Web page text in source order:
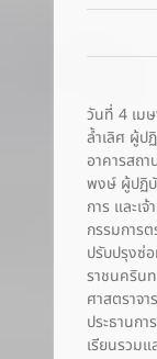
วันที่ 4 เม
ล้ำเลิศ ผู้ป
อาคารสถ
พงษ์ ผู้ปฏิ
การ และเ
กรรมการ
ปรับปรุงซ่
ราชนคริน
ศาสตราจ
ประธานก
เรียนรวมแ